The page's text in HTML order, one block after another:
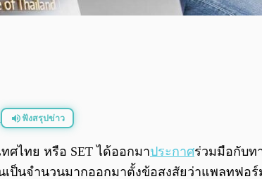
ฟังสรุปข่าว
ศไทย หรือ SET ได้ออกมาประกาศร่วมมือกับท
เป็นจำนวนมากออกมาตั้งข้อสงสัยว่าแพลทฟอ